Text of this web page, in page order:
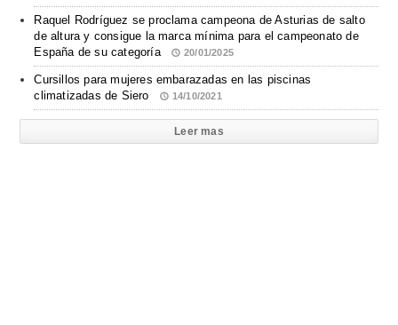
Raquel Rodríguez se proclama campeona de Asturias de salto
de altura y consigue la marca mínima para el campeonato de
España de su categoría
20/01/2025
Cursillos para mujeres embarazadas en las piscinas
climatizadas de Siero
14/10/2021
Leer mas